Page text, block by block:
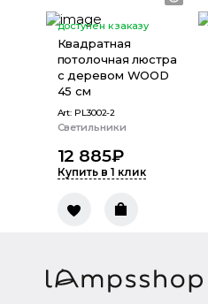
доступен к заказу
Квадратная
потолочная люстра
с деревом WOOD
45 см
Art: PL3002-2
Светильники
12 885₽
Купить в 1 клик